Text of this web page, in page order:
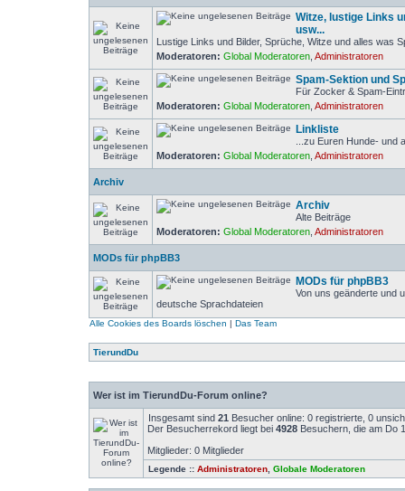
Witze, lustige Links
usw...
Lustige Links und Bilder, Sprüche, Witze und alles was
Moderatoren: Global Moderatoren Administratoren
Spam-Sektion und
Für Zocker & Spam-
Moderatoren: Global Moderatoren Administratoren
Linkliste
...zu Euren Hunde- und
Moderatoren: Global Moderatoren Administratoren
Archiv
Archiv
Alte Beiträge
Moderatoren: Global Moderatoren Administratoren
MODs für phpBB3
MODs für phpBB3
Von uns geänderte und
deutsche Sprachdateien
Alle Cookies des Boards löschen | Das Team
TierundDu
Wer ist im TierundDu-Forum online?
Insgesamt sind 21 Besucher online: 0 registrierte, 0
Der Besucherrekord liegt bei 4928 Besuchern, die am Do
Mitglieder: 0 Mitglieder
Legende :: Administratoren Globale Moderatoren